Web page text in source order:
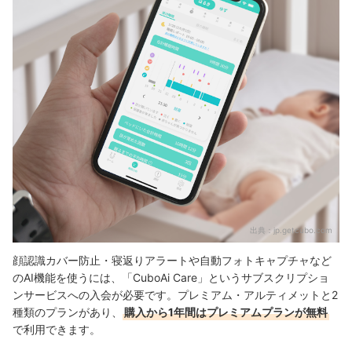
出典： jp.getcubo.com
顔認識カバー防止・寝返りアラートや自動フォトキャプチャなど
のAI機能を使うには、「CuboAi Care」というサブスクリプショ
ンサービスへの入会が必要です。プレミアム・アルティメットと2
種類のプランがあり、
購入から1年間はプレミアムプランが無料
で利用できます。